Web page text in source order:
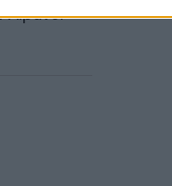
Λίβανο.